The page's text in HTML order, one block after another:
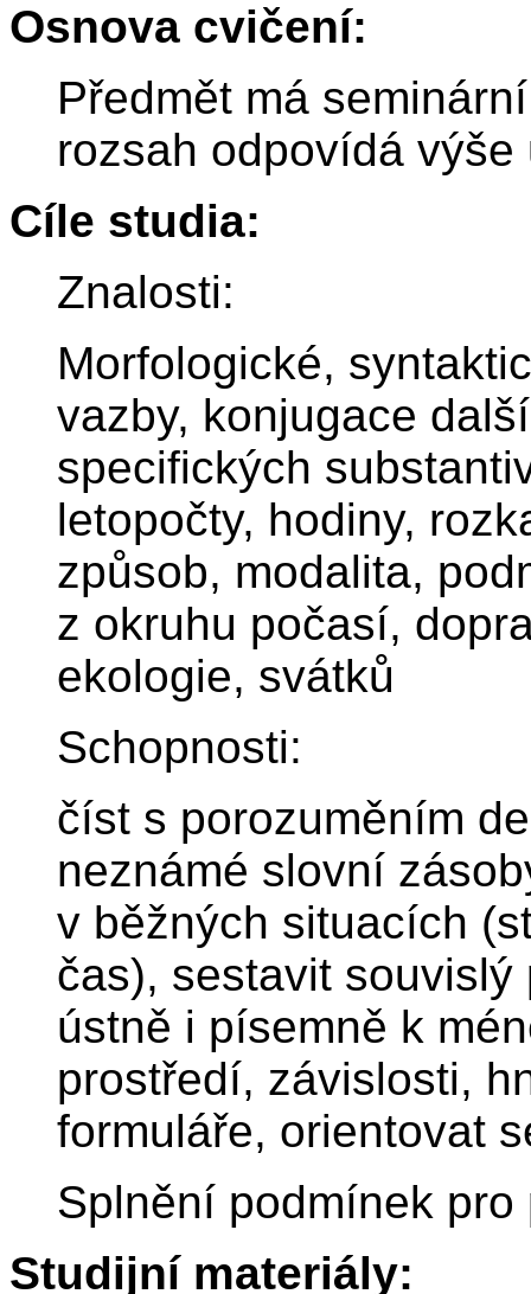
Osnova cvičení:
Předmět má
rozsah odpovídá
Cíle studia:
Znalosti:
Morfologické,
vazby, konjugace
specifických
letopočty, hodiny,
způsob, modalita,
z okruhu počasí,
ekologie, svátků
Schopnosti:
číst s porozuměním
neznámé slovní
v běžných situacích
čas), sestavit
ústně i písemně k
prostředí, závislosti,
formuláře, orientovat
Splnění podmínek
Studijní materiály: